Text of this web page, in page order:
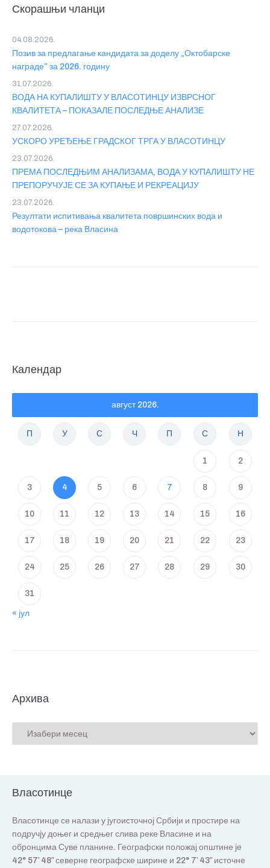
Скорашњи чланци
Позив за предлагање кандидата за доделу „Октобарске
награде” за 2026. годину
04.08.2026.
ВОДА НА КУПАЛИШТУ У ВЛАСОТИНЦУ ИЗВРСНОГ
КВАЛИТЕТА – ПОКАЗАЛЕ ПОСЛЕДЊЕ АНАЛИЗЕ
31.07.2026.
УСКОРО УРЕЂЕЊЕ ГРАДСКОГ ТРГА У ВЛАСОТИНЦУ
27.07.2026.
ПРЕМА ПОСЛЕДЊИМ АНАЛИЗАМА, ВОДА У КУПАЛИШТУ НЕ
ПРЕПОРУЧУЈЕ СЕ ЗА КУПАЊЕ И РЕКРЕАЦИЈУ
23.07.2026.
Резултати испитивања квалитета површинских вода и
водотокова – река Власина
23.07.2026.
Календар
август 2026.
П У С Ч П С Н
1 2
3 4 5 6 7 8 9
10 11 12 13 14 15 16
17 18 19 20 21 22 23
24 25 26 27 28 29 30
31
« јул
Архива
Власотинце
Власотинце се налази у југоисточној Србији и простире на
подручју доњег и средњег слива реке Власине и на
обронцима Суве планине. Географски положај општине је
42° 57′ 48″ северне географске ширине и 22° 7′ 43″ источне